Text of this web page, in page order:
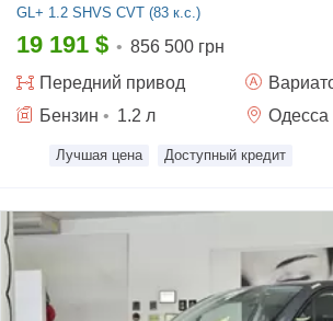
GL+ 1.2 SHVS CVT (83 к.с.)
19 191 $ • 856 500 грн
Передний привод
Бензин • 1.2 л Одесса
Лучшая цена Доступный кредит